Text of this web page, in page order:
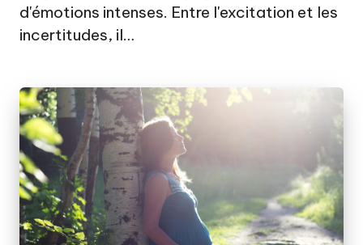
d'émotions intenses. Entre l'excitation et les
incertitudes, il…